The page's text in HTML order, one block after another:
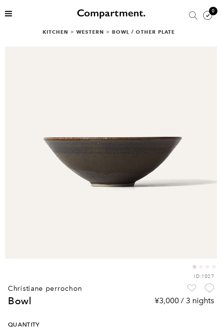
0
KITCHEN > WESTERN > BOWL / OTHER PLATE
ID:1027
christiane perrochon
bowl ¥3,000 / 3 nights
QUANTITY